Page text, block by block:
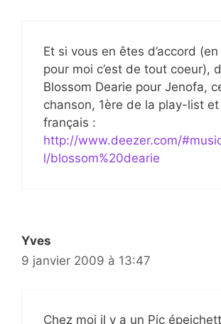
Et si vous en êtes d’accord
pour moi c’est de tout coeur),
Blossom Dearie pour Jenofa,
chanson, 1ère de la play-list et
français :
http://www.deezer.com/
l/blossom%20dearie
Yves
9 janvier 2009 à 13:47
Chez moi il y a un Pic